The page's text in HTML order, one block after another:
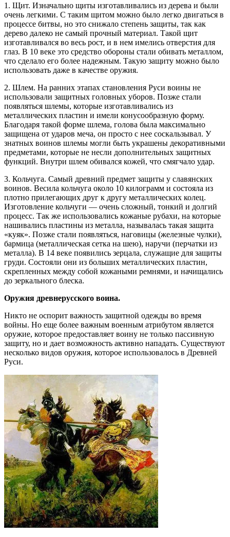
1. Щит. Изначально щиты изготавливались из дерева и были
очень легкими. С таким щитом можно было легко двигаться в
процессе битвы, но это снижало степень защиты, так как
дерево далеко не самый прочный материал. Такой щит
изготавливался во весь рост, и в нем имелись отверстия для
глаз. В 10 веке это средство обороны стали обивать металлом,
что сделало его более надежным. Такую защиту можно было
использовать даже в качестве оружия.
2. Шлем. На ранних этапах становления Руси воины не
использовали защитных головных уборов. Позже стали
появляться шлемы, которые изготавливались из
металлических пластин и имели конусообразную форму.
Благодаря такой форме шлема, голова была максимально
защищена от ударов меча, он просто с нее соскальзывал. У
знатных воинов шлемы могли быть украшены декоративными
предметами, которые не несли дополнительных защитных
функций. Внутри шлем обивался кожей, что смягчало удар.
3. Кольчуга. Самый древний предмет защиты у славянских
воинов. Весила кольчуга около 10 килограмм и состояла из
плотно прилегающих друг к другу металлических колец.
Изготовление кольчуги — очень сложный, тонкий и долгий
процесс. Так же использовались кожаные рубахи, на которые
нашивались пластины из металла, называлась такая защита
«куяк». Позже стали появляться, наговицы (железные чулки),
бармица (металлическая сетка на шею), наручи (перчатки из
металла). В 14 веке появились зерцала, служащие для защиты
груди. Состояли они из больших металлических пластин,
скрепленных между собой кожаными ремнями, и начищались
до зеркального блеска.
Оружия древнерусского воина.
Никто не оспорит важность защитной одежды во время
войны. Но еще более важным военным атрибутом является
оружие, которое предоставляет воину не только пассивную
защиту, но и дает возможность активно нападать. Существуют
несколько видов оружия, которое использовалось в Древней
Руси.